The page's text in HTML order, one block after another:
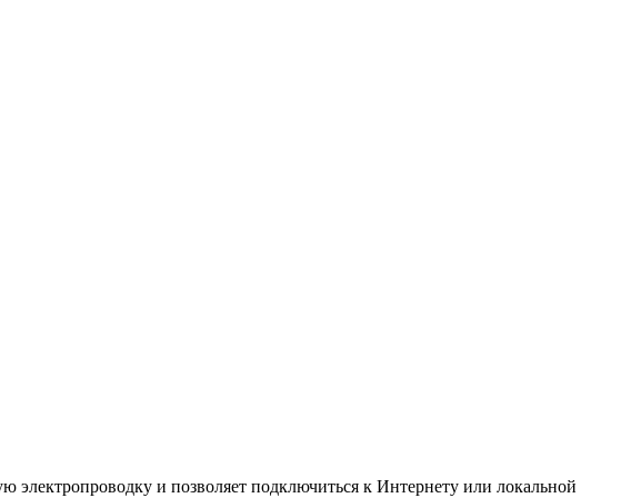
и позволяет подключиться к Интернету или локальной